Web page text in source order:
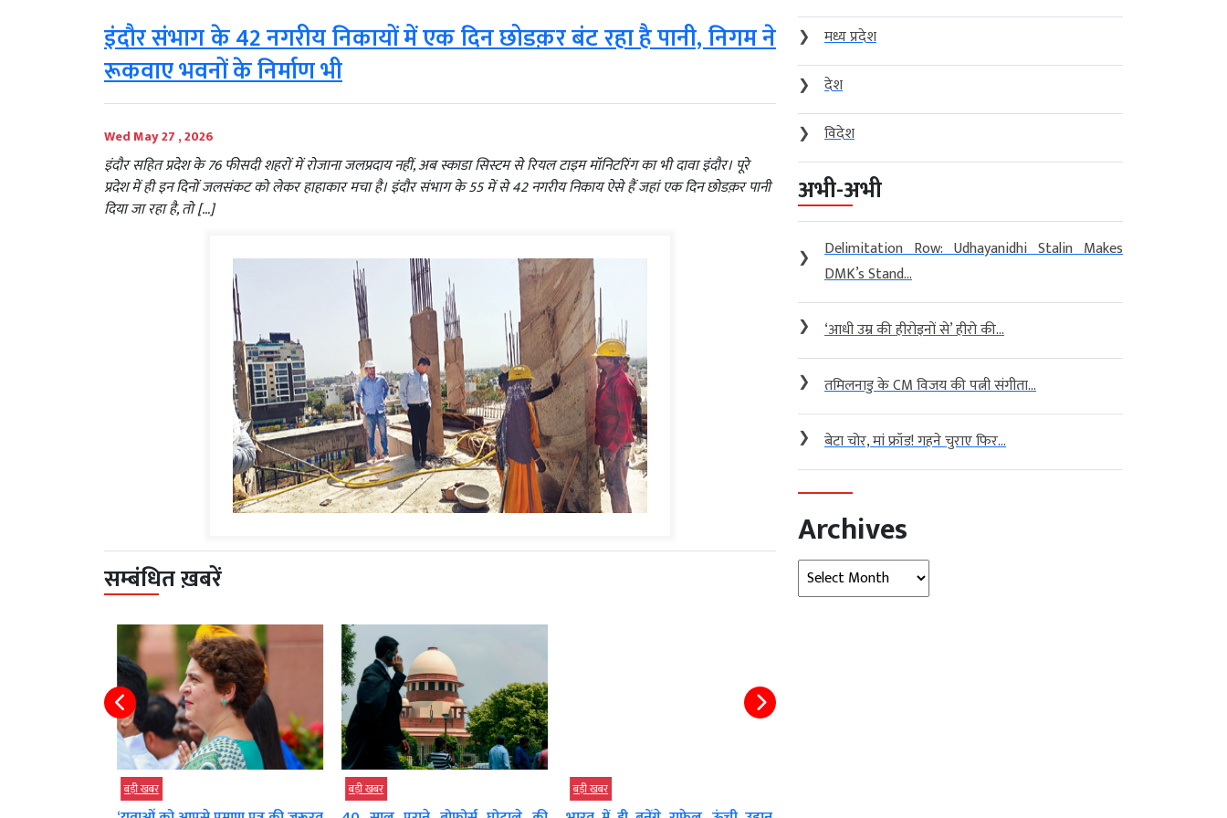
इंदौर संभाग के 42 नगरीय निकायों में एक दिन छोडक़र बंट रहा है पानी, निगम ने
रूकवाए भवनों के निर्माण भी
Wed May 27 , 2026
इंदौर सहित प्रदेश के 76 फीसदी शहरों में रोजाना जलप्रदाय नहीं, अब स्काडा सिस्टम से रियल टाइम मॉनिटरिंग का भी दावा इंदौर। पूरे
प्रदेश में ही इन दिनों जलसंकट को लेकर हाहाकार मचा है। इंदौर संभाग के 55 में से 42 नगरीय निकाय ऐसे हैं जहां एक दिन छोडक़र पानी
दिया जा रहा है, तो […]
सम्बंधित ख़बरें
बड़ी खबर बड़ी खबर बड़ी खबर
❯
मध्य प्रदेश
❯
देश
❯
विदेश
अभी-अभी
❯
Delimitation Row: Udhayanidhi Stalin Makes
DMK’s Stand...
❯ ‘आधी उम्र की हीरोइनों से’ हीरो की...
❯ तमिलनाडु के CM विजय की पत्नी संगीता...
❯ बेटा चोर, मां फ्रॉड! गहने चुराए फिर...
Archives
Archives